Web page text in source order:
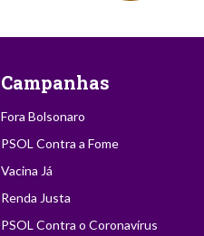
Campanhas
Fora Bolsonaro
PSOL Contra a Fome
Vacina Já
Renda Justa
PSOL Contra o Coronavírus